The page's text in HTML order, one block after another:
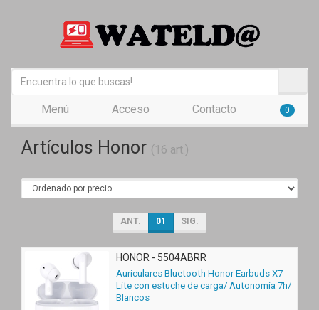
Menú Acceso Contacto 0
Artículos Honor (16 art.)
ANT. 01 SIG.
HONOR - 5504ABRR
Auriculares Bluetooth Honor Earbuds X7
Lite con estuche de carga/ Autonomía 7h/
Blancos